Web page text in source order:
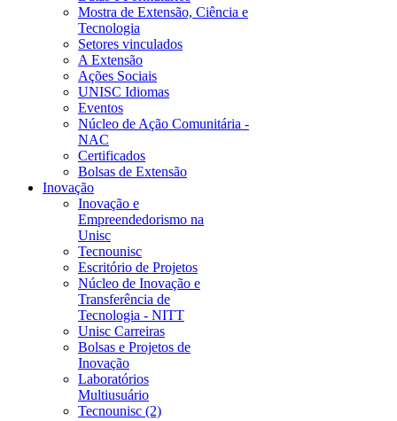
Mostra de Extensão, Ciência e
Tecnologia
Setores vinculados
A Extensão
Ações Sociais
UNISC Idiomas
Eventos
Núcleo de Ação Comunitária -
NAC
Certificados
Bolsas de Extensão
Inovação
Inovação e
Empreendedorismo na
Unisc
Tecnounisc
Escritório de Projetos
Núcleo de Inovação e
Transferência de
Tecnologia - NITT
Unisc Carreiras
Bolsas e Projetos de
Inovação
Laboratórios
Multiusuário
Tecnounisc (2)